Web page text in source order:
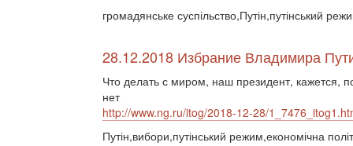
громадянське суспільство,Путін,путінський
28.12.2018 Избрание Владимира
Что делать с миром, наш президент, кажется,
нет
http://www.ng.ru/itog/2018-12-28/
Путін,вибори,путінський режим,економічна